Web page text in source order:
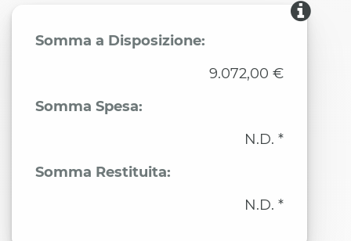
Somma a Disposizione:
9.072,00 €
Somma Spesa:
N.D. *
Somma Restituita:
N.D. *